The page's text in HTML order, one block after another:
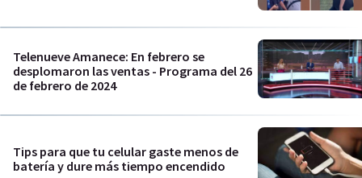
Telenueve Amanece: En febrero se
desplomaron las ventas - Programa del 26
de febrero de 2024
Tips para que tu celular gaste menos de
batería y dure más tiempo encendido